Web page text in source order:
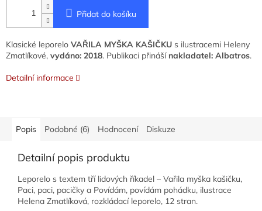
Přidat do košíku
Klasické leporelo VAŘILA MYŠKA KAŠIČKU s ilustracemi Heleny
Zmatlíkové, vydáno: 2018. Publikaci přináší nakladatel: Albatros.
Detailní informace
Popis Podobné (6) Hodnocení Diskuze
Detailní popis produktu
Leporelo s textem tří lidových říkadel – Vařila myška kašičku,
Paci, paci, pacičky a Povídám, povídám pohádku, ilustrace
Helena Zmatlíková, rozkládací leporelo, 12 stran.